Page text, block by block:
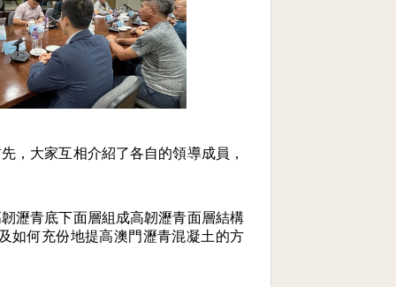
，大家互相介紹了各自的領導成員，
瀝青底下面層組成高韌瀝青面層結構
如何充份地提高澳門瀝青混凝土的方